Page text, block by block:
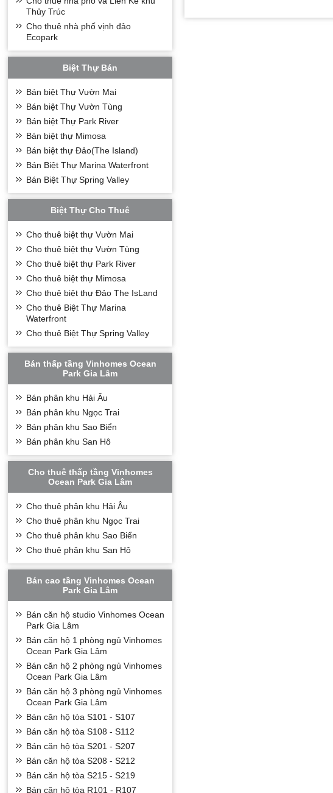
Thủy Trúc
Cho thuê nhà phố vịnh đảo
Ecopark
Biệt Thự Bán
Bán biệt Thự Vườn Mai
Bán biệt Thự Vườn Tùng
Bán biệt Thự Park River
Bán biệt thự Mimosa
Bán biệt thự Đảo(The Island)
Bán Biệt Thự Marina Waterfront
Bán Biệt Thự Spring Valley
Biệt Thự Cho Thuê
Cho thuê biệt thự Vườn Mai
Cho thuê biệt thự Vườn Tùng
Cho thuê biệt thự Park River
Cho thuê biệt thự Mimosa
Cho thuê biệt thự Đảo The IsLand
Cho thuê Biệt Thự Marina
Waterfront
Cho thuê Biệt Thự Spring Valley
Bán thấp tầng Vinhomes Ocean
Park Gia Lâm
Bán phân khu Hải Âu
Bán phân khu Ngọc Trai
Bán phân khu Sao Biển
Bán phân khu San Hô
Cho thuê thấp tầng Vinhomes
Ocean Park Gia Lâm
Cho thuê phân khu Hải Âu
Cho thuê phân khu Ngọc Trai
Cho thuê phân khu Sao Biển
Cho thuê phân khu San Hô
Bán cao tầng Vinhomes Ocean
Park Gia Lâm
Bán căn hộ studio Vinhomes Ocean
Park Gia Lâm
Bán căn hộ 1 phòng ngủ Vinhomes
Ocean Park Gia Lâm
Bán căn hộ 2 phòng ngủ Vinhomes
Ocean Park Gia Lâm
Bán căn hộ 3 phòng ngủ Vinhomes
Ocean Park Gia Lâm
Bán căn hộ tòa S101 - S107
Bán căn hộ tòa S108 - S112
Bán căn hộ tòa S201 - S207
Bán căn hộ tòa S208 - S212
Bán căn hộ tòa S215 - S219
Bán căn hộ tòa R101 - R107